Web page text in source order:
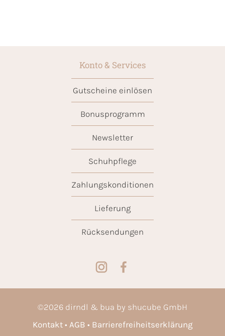
Konto & Services
Gutscheine einlösen
Bonusprogramm
Newsletter
Schuhpflege
Zahlungskonditionen
Lieferung
Rücksendungen
©2026 dirndl & bua by shucube GmbH
Kontakt
AGB
Barrierefreiheitserklärung